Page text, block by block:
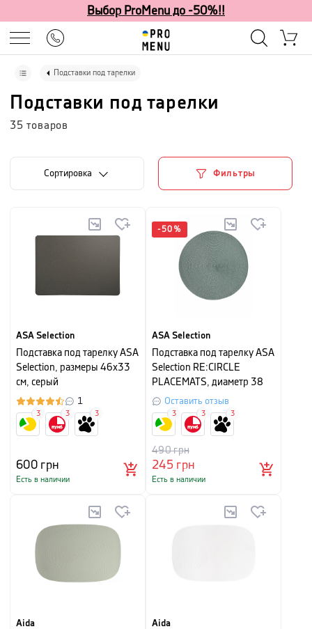
Выбор ProMenu до -50%!!
Подставки под тарелки
Подставки под тарелки
35 товаров
Cортировка Фильтры
ASA Selection
Подставка под тарелку ASA
Selection, размеры 46х33
см, серый
1
600грн
Есть в наличии
3 3 3
-50 %
ASA Selection
Подставка под тарелку ASA
Selection RE:CIRCLE
PLACEMATS, диаметр 38
см, зеленый
Оставить отзыв
245грн
490грн
Есть в наличии
3 3 3
Aida
Aida